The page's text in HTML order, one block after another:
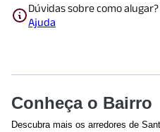
Dúvidas sobre como
Ajuda
Conheça o Bairro
Descubra mais os arredores de